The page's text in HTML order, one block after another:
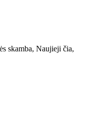
skamba, Naujieji čia,